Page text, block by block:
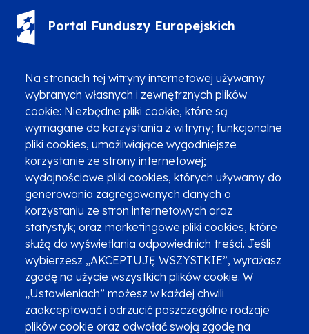
Na stronach tej witryny internetowej używamy
wybranych własnych i zewnętrznych plików
cookie: Niezbędne pliki cookie, które są
wymagane do korzystania z witryny; funkcjonalne
pliki cookies, umożliwiające wygodniejsze
korzystanie ze strony internetowej;
wydajnościowe pliki cookies, których używamy do
generowania zagregowanych danych o
korzystaniu ze stron internetowych oraz
statystyk; oraz marketingowe pliki cookies, które
służą do wyświetlania odpowiednich treści. Jeśli
wybierzesz „AKCEPTUJĘ WSZYSTKIE”, wyrażasz
zgodę na użycie wszystkich plików cookie. W
„Ustawieniach” możesz w każdej chwili
zaakceptować i odrzucić poszczególne rodzaje
plików cookie oraz odwołać swoją zgodę na
Portal Funduszy Europejskich
Zgłoszenia podejrzenia niezgodności z KPP i KPON
Newsletter
Fundusze SMS-em
Najczęściej zadawane pytania
Promocja projektu
Zobacz inne programy
Poznaj Fundusze 2014-2020
Deklaracja dostępności
Polityka prywatności
Przetwarzanie danych osobowych
Zgłoś błąd Mapa strony